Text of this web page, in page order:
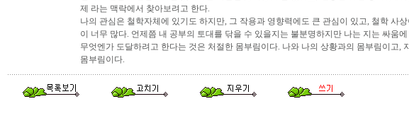
제 라는 맥락에서 찾아보려고 한다.
나의 관심은 철학자체에 있기도 하지만, 그 작용과 영향력에도 큰 관심이 있고, 철학 사
이 너무 많다. 언제쯤 내 공부의 토대를 닦을 수 있을지는 불분명하지만 나는 지는 싸움
무엇엔가 도달하려고 한다는 것은 처절한 몸부림이다. 나와 나의 상황과의 몸부림이고
몸부림이다.